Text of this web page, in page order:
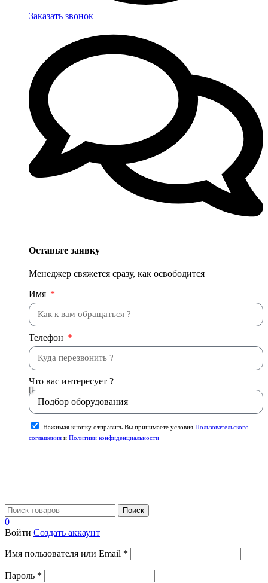
Заказать звонок
Оставьте заявку
Менеджер свяжется сразу, как освободится
Имя
Телефон
Что вас интересует ?
Нажимая кнопку отправить Вы принимаете условия Пользовательского
соглашения и Политики конфиденциальности
Поиск
0
Войти Создать аккаунт
Имя пользователя или Email *
Пароль *